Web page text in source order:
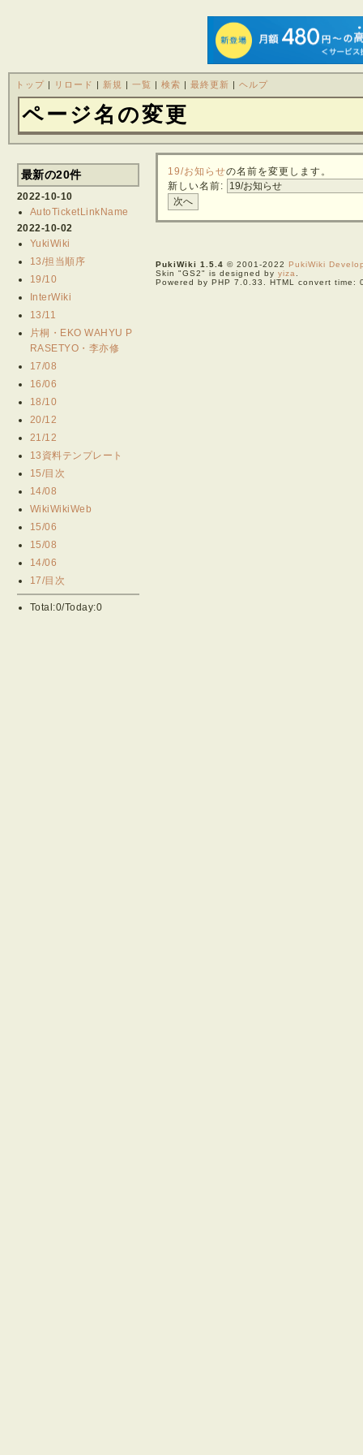
トップ リロード 新規 一覧 検索 最終更新 ヘルプ
ページ名の変更
最新の20件
2022-10-10
AutoTicketLinkName
2022-10-02
YukiWiki
13/担当順序
19/10
InterWiki
13/11
片桐・EKO WAHYU P
RASETYO・李亦修
17/08
16/06
18/10
20/12
21/12
13資料テンプレート
15/目次
14/08
WikiWikiWeb
15/06
15/08
14/06
17/目次
Total:0/Today:0
19/お知らせの名前を変更します。
新しい名前:
PukiWiki 1.5.4 © 2001-2022 PukiWiki
Skin "GS2" is designed byyiza.
Powered by PHP 7.0.33. HTML convert time: